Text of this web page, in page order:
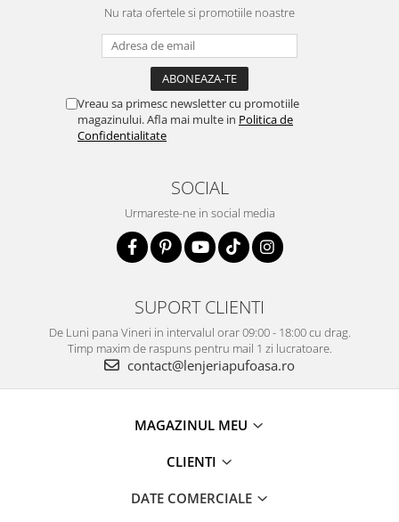
Nu rata ofertele si promotiile noastre
Vreau sa primesc newsletter cu promotiile
magazinului. Afla mai multe in Politica de
Confidentialitate
SOCIAL
Urmareste-ne in social media
SUPORT CLIENTI
De Luni pana Vineri in intervalul orar 09:00 - 18:00 cu drag.
Timp maxim de raspuns pentru mail 1 zi lucratoare.
contact@lenjeriapufoasa.ro
MAGAZINUL MEU
CLIENTI
DATE COMERCIALE